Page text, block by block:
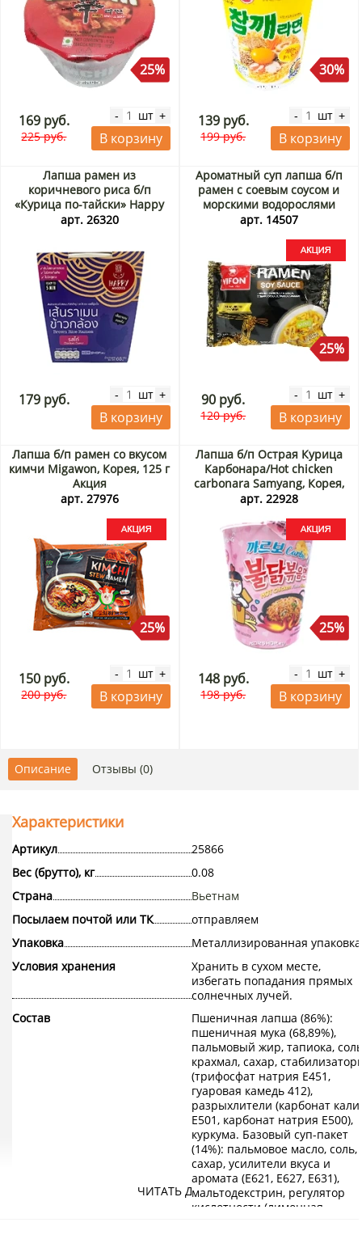
25%
169 руб.
225 руб.
- шт +
В корзину
30%
139 руб.
199 руб.
- шт +
В корзину
Лапша рамен из
коричневого риса б/п
«Курица по-тайски» Happy
Noodle (стакан), Таиланд, 65
арт. 26320
179 руб. - шт +
В корзину
Ароматный суп лапша б/п
рамен с соевым соусом и
морскими водорослями
Vifon, Вьетнам, 80 г Акция
арт. 14507
25%
90 руб.
120 руб.
- шт +
В корзину
Лапша б/п рамен со вкусом
кимчи Migawon, Корея, 125 г
Акция
арт. 27976
25%
150 руб.
200 руб.
- шт +
В корзину
Лапша б/п Острая Курица
Карбонара/Hot chicken
carbonara Samyang, Корея,
80 г Акция
арт. 22928
25%
148 руб.
198 руб.
- шт +
В корзину
Описание Отзывы (0)
ЧИТАТЬ ДАЛЕЕ
Характеристики
Артикул
25866
Вес (брутто), кг
0.08
Страна
Вьетнам
Посылаем почтой или ТК
отправляем
Упаковка
Металлизированная упаковка
Условия хранения
Хранить в сухом месте,
избегать попадания прямых
солнечных лучей.
Состав
Пшеничная лапша (86%):
пшеничная мука (68,89%),
пальмовый жир, тапиока,
крахмал, сахар,
(трифосфат натрия Е451,
гуаровая камедь 412),
разрыхлители (карбонат
Е501, карбонат натрия Е500),
куркума. Базовый суп-пакет
(14%): пальмовое масло, соль,
сахар, усилители вкуса и
аромата (Е621, Е627, Е631),
мальтодекстрин, регулятор
кислотности (лимонная